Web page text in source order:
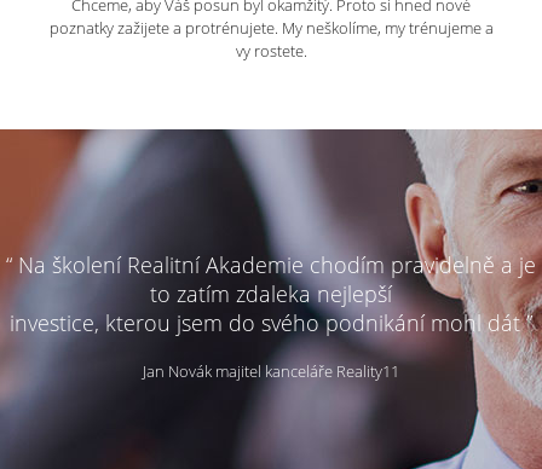
Chceme, aby Váš posun byl okamžitý. Proto si hned nové
poznatky zažijete a protrénujete. My neškolíme, my trénujeme a
vy rostete.
“ Na školení Realitní Akademie chodím pravidelně a je
to zatím zdaleka nejlepší
investice, kterou jsem do svého podnikání mohl dát ”
Jan Novák majitel kanceláře Reality11